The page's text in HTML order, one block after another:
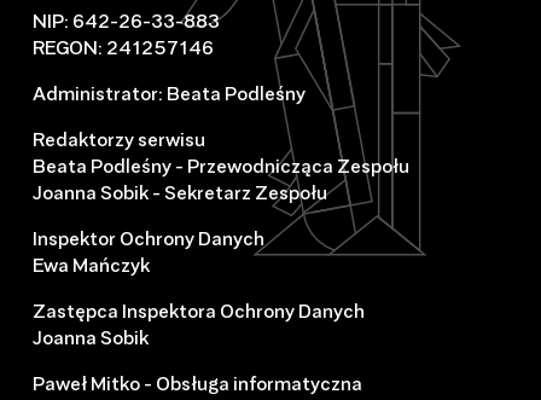
NIP: 642-26-33-883
REGON: 241257146
Administrator: Beata Podleśny
Redaktorzy serwisu
Beata Podleśny - Przewodnicząca Zespołu
Joanna Sobik - Sekretarz Zespołu
Inspektor Ochrony Danych
Ewa Mańczyk
Zastępca Inspektora Ochrony Danych
Joanna Sobik
Paweł Mitko - Obsługa informatyczna